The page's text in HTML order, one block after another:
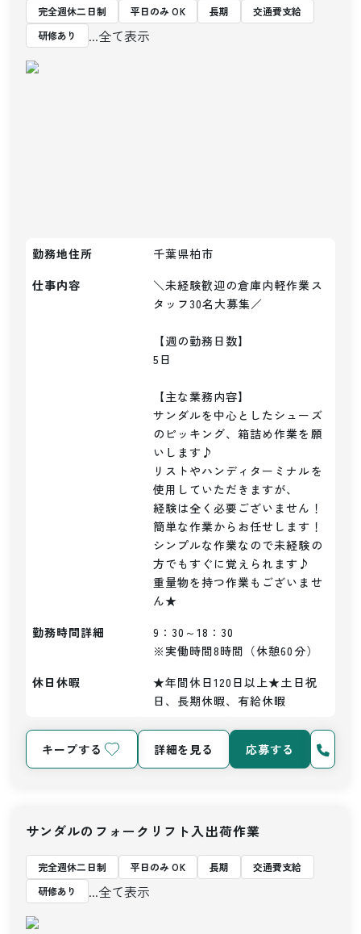
完全週休二日制 平日のみ OK 長期
交通費支給
研修あり
...全て表示
勤務地住所
千葉県柏市
仕事内容
＼未経験歓迎の倉庫内軽作業ス
タッフ30名大募集／
【週の勤務日数】
5日
【主な業務内容】
サンダルを中心としたシューズ
のピッキング、箱詰め作業を願
いします♪
リストやハンディターミナルを
使用していただきますが、
経験は全く必要ございません！
簡単な作業からお任せします！
シンプルな作業なので未経験の
方でもすぐに覚えられます♪
重量物を持つ作業もございませ
ん★
勤務時間詳細
9：30～18：30
※実働時間8時間（休憩60分）
休日休暇
★年間休日120日以上★土日祝
日、長期休暇、有給休暇
キープする 詳細を見る 応募する
サンダルのフォークリフト入出荷作業
完全週休二日制 平日のみ OK 長期
交通費支給
研修あり
...全て表示